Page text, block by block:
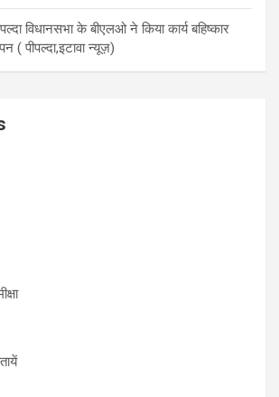
विधानसभा के बीएलओ ने किया कार्य बहिष्कार
( पीपल्दा,इटावा न्यूज़)